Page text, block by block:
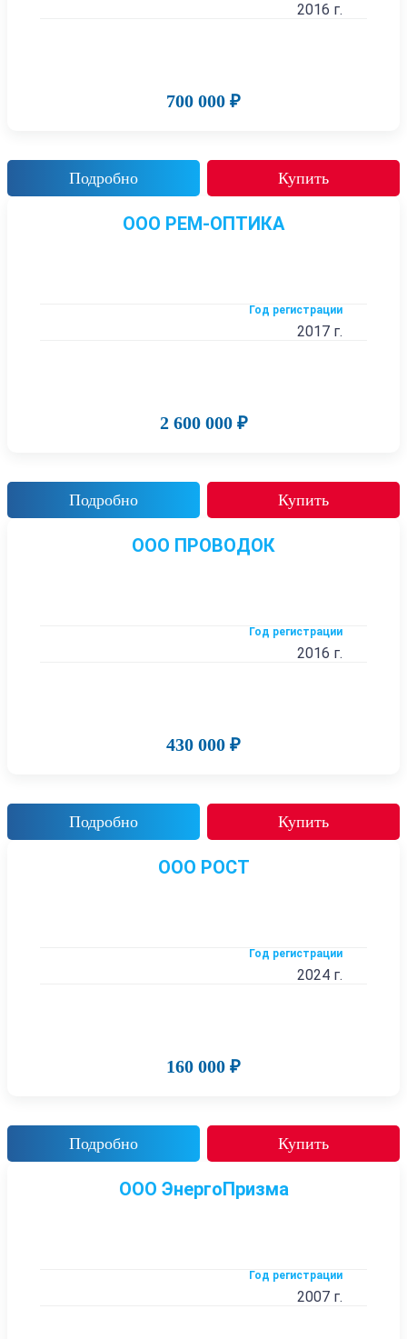
2016 г.
700 000 ₽
Подробно Купить
ООО РЕМ-ОПТИКА
Год регистрации
2017 г.
2 600 000 ₽
Подробно Купить
ООО ПРОВОДОК
Год регистрации
2016 г.
430 000 ₽
Подробно Купить
ООО РОСТ
Год регистрации
2024 г.
160 000 ₽
Подробно Купить
ООО ЭнергоПризма
Год регистрации
2007 г.